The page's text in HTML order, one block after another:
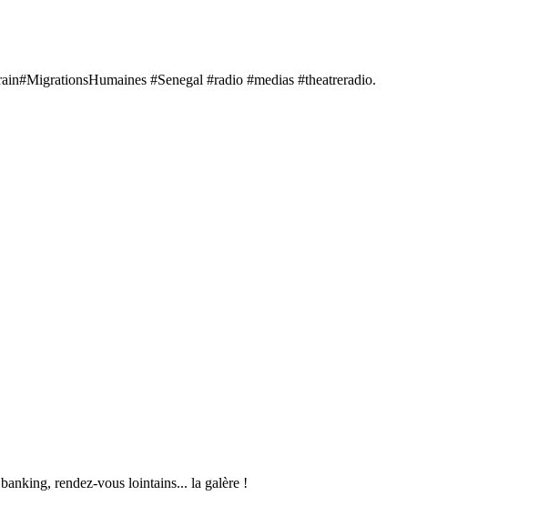
#Senegal #radio #medias #theatreradio.
rendez-vous lointains... la galère !